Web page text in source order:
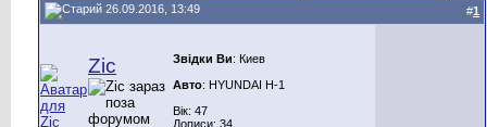
26.09.2016, 13:49 #1
Zic Звідки Ви: Киев
Авто: HYUNDAI H-1
Вік: 47
Дописи: 34